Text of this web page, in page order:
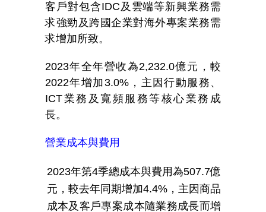
客戶對包含IDC及雲端等新興業務需
求強勁及跨國企業對海外專案業務需
求增加所致。
2023年全年營收為2,232.0億元，較
2022年增加3.0%，主因行動服務、
ICT業務及寬頻服務等核心業務成
長。
營業成本與費用
2023年第4季總成本與費用為507.7億
元，較去年同期增加4.4%，主因商品
成本及客戶專案成本隨業務成長而增